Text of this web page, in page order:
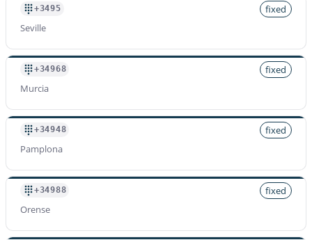
+3495
fixed
Seville
+34968
fixed
Murcia
+34948
fixed
Pamplona
+34988
fixed
Orense